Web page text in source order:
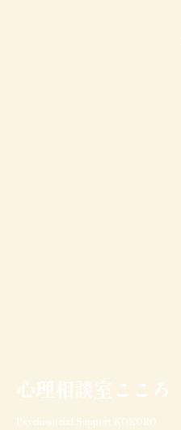
心理相談室こころ
Psychosocial Support KOKORO